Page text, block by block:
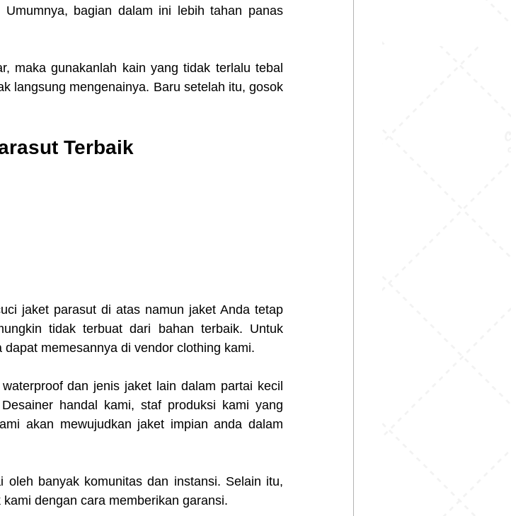
bagian dalam ini lebih tahan panas
maka gunakanlah kain yang tidak terlalu tebal
langsung mengenainya. Baru setelah itu, gosok
Terbaik
jaket parasut di atas namun jaket Anda tetap
tidak terbuat dari bahan terbaik. Untuk
memesannya di vendor clothing kami.
dan jenis jaket lain dalam partai kecil
handal kami, staf produksi kami yang
akan mewujudkan jaket impian anda dalam
oleh banyak komunitas dan instansi. Selain itu,
dengan cara memberikan garansi.